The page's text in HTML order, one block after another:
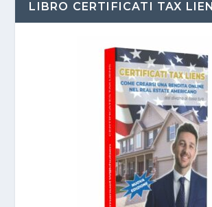
LIBRO CERTIFICATI TAX LIEN